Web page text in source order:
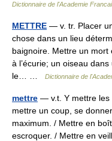
Dictionnaire de l'Academie
METTRE — v. tr. Placer
chose dans un lieu
baignoire. Mettre un mort
à l’écurie; un oiseau
le… …
Dictionnaire de
mettre — v.t. Y mettre les
mettre un coup, se
maximum. / Mettre en
escroquer. / Mettre en